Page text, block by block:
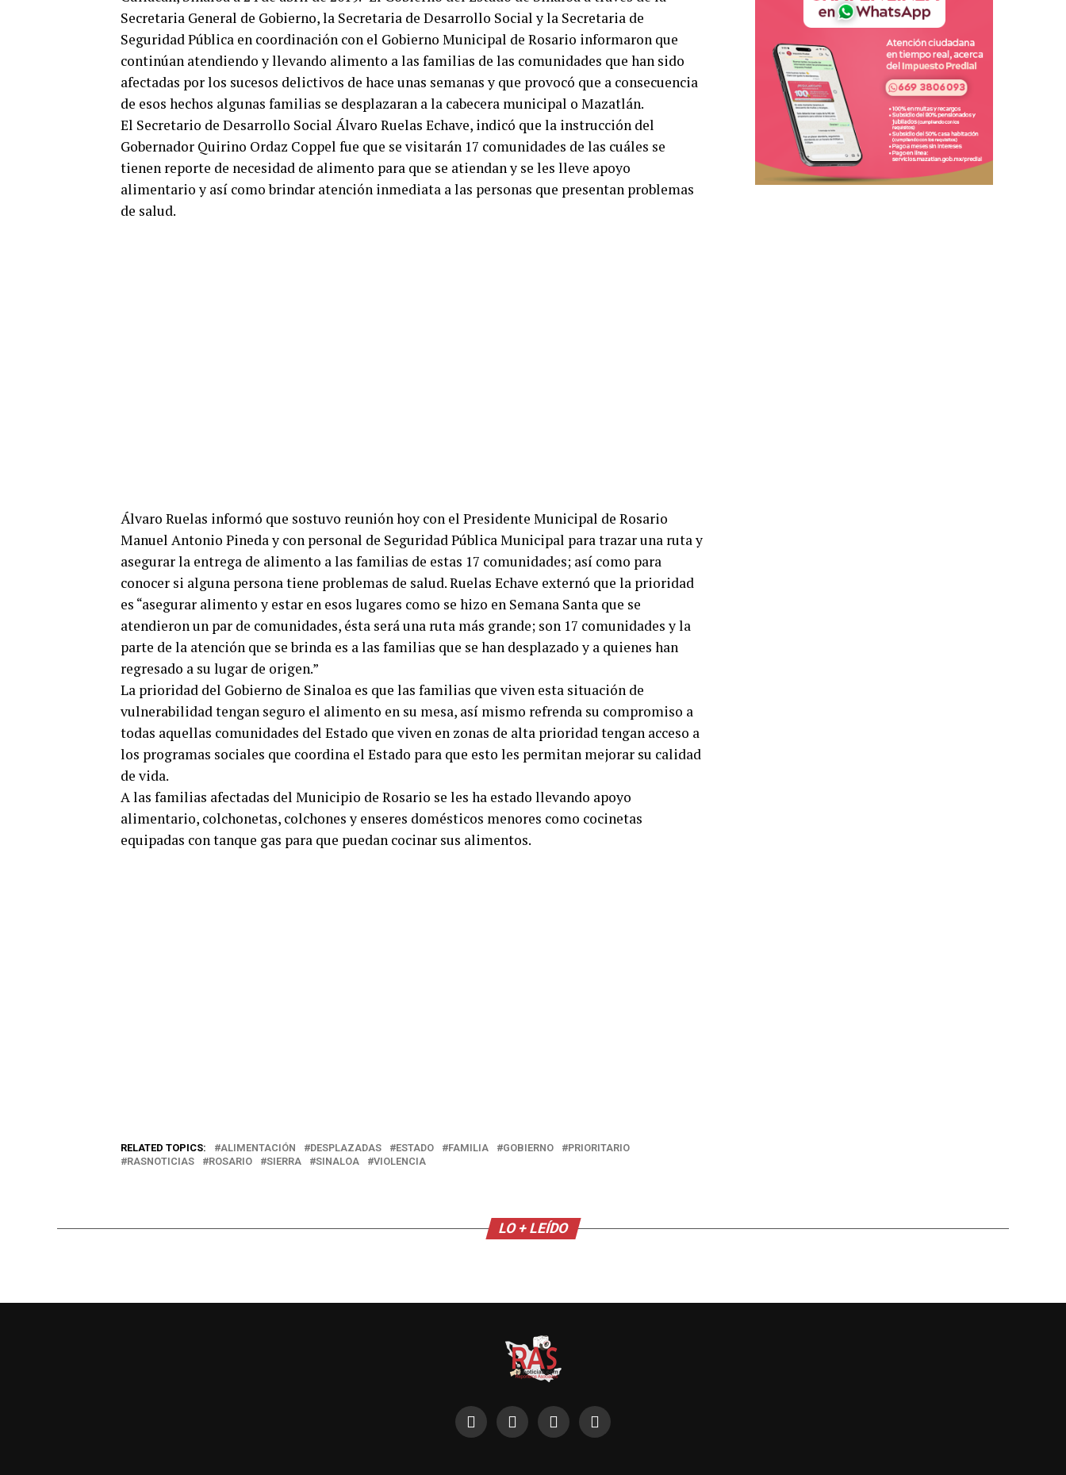
Secretaria General de Gobierno, la Secretaria de Desarrollo Social y la Secretaria de
Seguridad Pública en coordinación con el Gobierno Municipal de Rosario informaron que
continúan atendiendo y llevando alimento a las familias de las comunidades que han sido
afectadas por los sucesos delictivos de hace unas semanas y que provocó que a consecuencia
de esos hechos algunas familias se desplazaran a la cabecera municipal o Mazatlán.
El Secretario de Desarrollo Social Álvaro Ruelas Echave, indicó que la instrucción del
Gobernador Quirino Ordaz Coppel fue que se visitarán 17 comunidades de las cuáles se
tienen reporte de necesidad de alimento para que se atiendan y se les lleve apoyo
alimentario y así como brindar atención inmediata a las personas que presentan problemas
de salud.
Álvaro Ruelas informó que sostuvo reunión hoy con el Presidente Municipal de Rosario
Manuel Antonio Pineda y con personal de Seguridad Pública Municipal para trazar una ruta y
asegurar la entrega de alimento a las familias de estas 17 comunidades; así como para
conocer si alguna persona tiene problemas de salud. Ruelas Echave externó que la prioridad
es “asegurar alimento y estar en esos lugares como se hizo en Semana Santa que se
atendieron un par de comunidades, ésta será una ruta más grande; son 17 comunidades y la
parte de la atención que se brinda es a las familias que se han desplazado y a quienes han
regresado a su lugar de origen.”
La prioridad del Gobierno de Sinaloa es que las familias que viven esta situación de
vulnerabilidad tengan seguro el alimento en su mesa, así mismo refrenda su compromiso a
todas aquellas comunidades del Estado que viven en zonas de alta prioridad tengan acceso a
los programas sociales que coordina el Estado para que esto les permitan mejorar su calidad
de vida.
A las familias afectadas del Municipio de Rosario se les ha estado llevando apoyo
alimentario, colchonetas, colchones y enseres domésticos menores como cocinetas
equipadas con tanque gas para que puedan cocinar sus alimentos.
RELATED TOPICS: ALIMENTACIÓN DESPLAZADAS ESTADO FAMILIA GOBIERNO
PRIORITARIO
RASNOTICIAS
ROSARIO SIERRA SINALOA VIOLENCIA
LO + LEÍDO